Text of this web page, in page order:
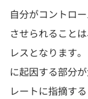
自分がコントロ
させられること
レスとなります
に起因する部分
レートに指摘す